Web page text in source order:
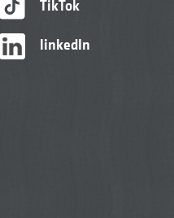
TikTok
linkedIn